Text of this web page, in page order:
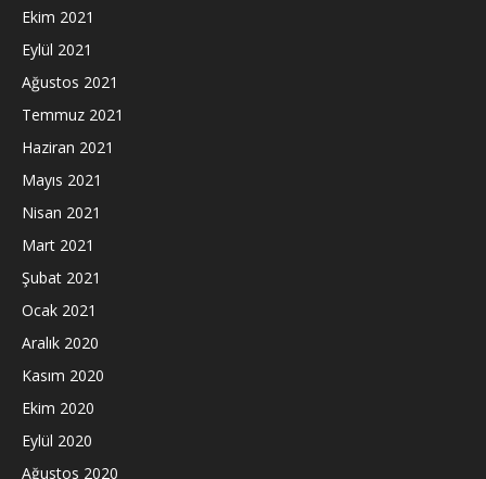
Ekim 2021
Eylül 2021
Ağustos 2021
Temmuz 2021
Haziran 2021
Mayıs 2021
Nisan 2021
Mart 2021
Şubat 2021
Ocak 2021
Aralık 2020
Kasım 2020
Ekim 2020
Eylül 2020
Ağustos 2020